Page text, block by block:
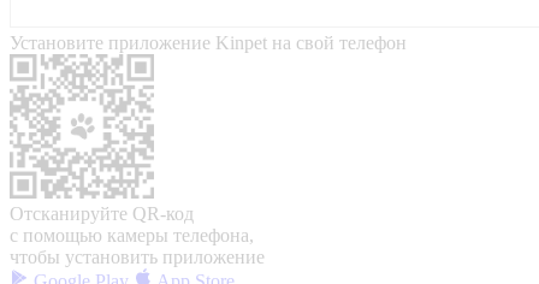
Установите приложение Kinpet на свой телефон
Отсканируйте QR-код
с помощью камеры телефона,
чтобы установить приложение